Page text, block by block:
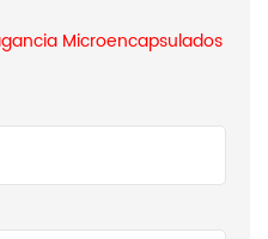
Microencapsulados